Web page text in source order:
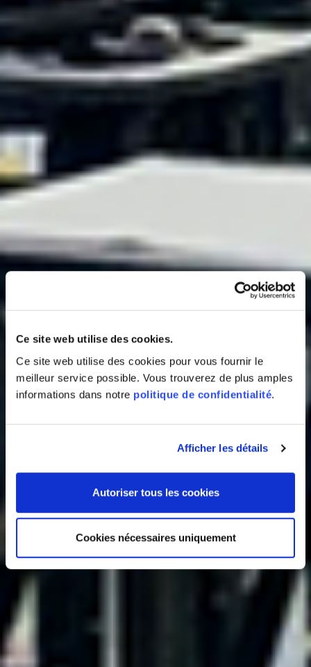
Ce site web utilise des cookies.
Ce site web utilise des cookies pour vous fournir le
meilleur service possible. Vous trouverez de plus amples
informations dans notre politique de confidentialité.
Afficher les détails
Autoriser tous les cookies
Cookies nécessaires uniquement